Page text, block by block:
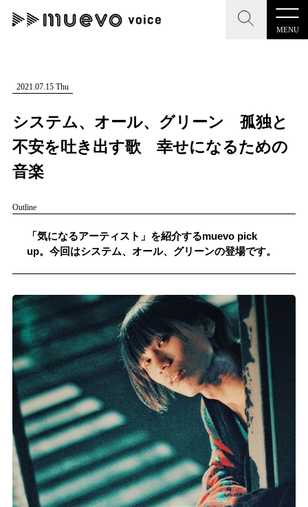
MENU
CLOSE
記事を検索する
#男性シンガー #HR/HM #女性シンガー
CLOSE
"読者の声を形にする”音楽特化メディア
MENU
記事一覧
プレスリリース一覧
お問い合わせ
記事リクエスト
ログイン
LINK
muevoクラウドファンディング
muevoコミュニティ
ぶいクラ！by muevo
2021.07.15 Thu
システム、オール、グリーン 孤独と
不安を吐き出す歌 幸せになるための
音楽
Outline
「気になるアーティスト」を紹介するmuevo pick
up。今回はシステム、オール、グリーンの登場です。